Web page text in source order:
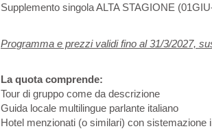
Supplemento singola ALTA STAGIONE
Programma e prezzi validi fino al 31/3/2027,
La quota comprende:
Tour di gruppo come da descrizione
Guida locale multilingue parlante italiano
Hotel menzionati (o similari) con sistemazione